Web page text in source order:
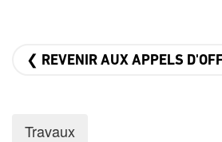
❮ REVENIR AUX APPELS
Travaux